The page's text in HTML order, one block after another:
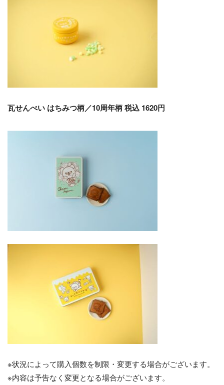
瓦せんべい はちみつ柄／10周年柄 税込 1620円
※状況によって購入個数を制限・変更する場合がございます。
※内容は予告なく変更となる場合がございます。